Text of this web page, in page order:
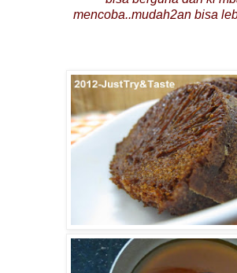
mencoba..mudah2an bisa